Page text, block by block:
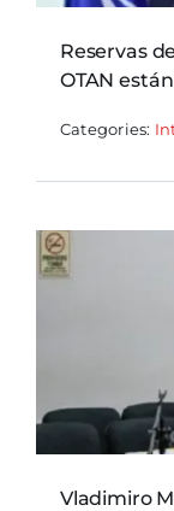
Reservas
OTAN
Categories:
Vladimiro